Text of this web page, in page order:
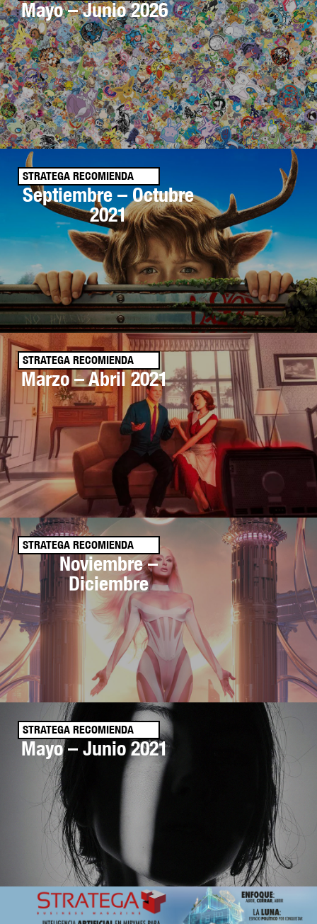
Mayo – Junio 2026
STRATEGA RECOMIENDA
Septiembre – Octubre
2021
STRATEGA RECOMIENDA
Marzo – Abril 2021
STRATEGA RECOMIENDA
Noviembre –
Diciembre
STRATEGA RECOMIENDA
Mayo – Junio 2021